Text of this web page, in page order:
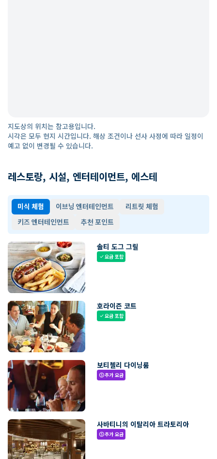
지도상의 위치는 참고용입니다.
시각은 모두 현지 시간입니다. 해상 조건이나 선사 사정에 따라 일정이
예고 없이 변경될 수 있습니다.
레스토랑, 시설, 엔터테이먼트, 에스테
미식 체험 이브닝 엔터테인먼트
리트릿 체험
키즈 엔터테인먼트
추천 포인트
솔티 도그 그릴
check요금 포함
호라이즌 코트
check요금 포함
보티첼리 다이닝룸
paid추가 요금
사바티니의 이탈리아 트라토리아
paid추가 요금